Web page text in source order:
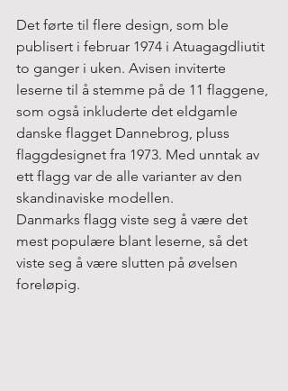
Det førte til flere design, som ble
publisert i februar 1974 i Atuagagdliutit
to ganger i uken. Avisen inviterte
leserne til å stemme på de 11 flaggene,
som også inkluderte det eldgamle
danske flagget Dannebrog, pluss
flaggdesignet fra 1973. Med unntak av
ett flagg var de alle varianter av den
skandinaviske modellen.
Danmarks flagg viste seg å være det
mest populære blant leserne, så det
viste seg å være slutten på øvelsen
foreløpig.